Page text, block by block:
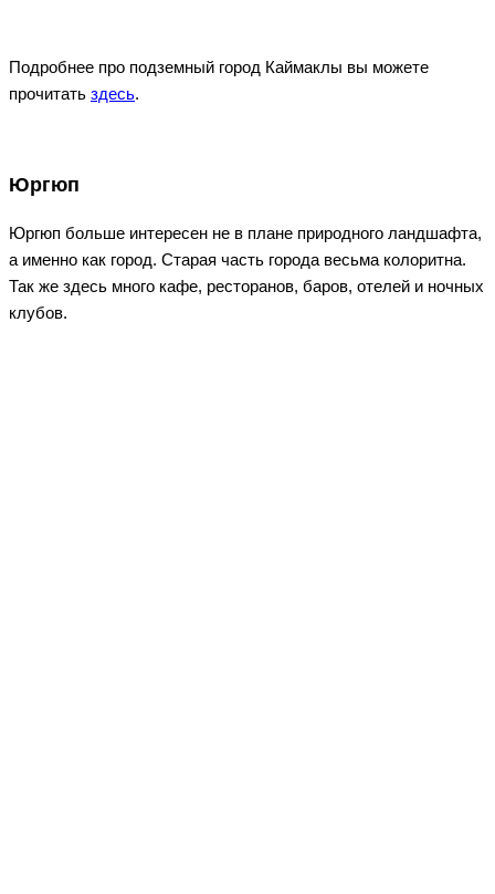
Подробнее про подземный город Каймаклы вы можете
прочитать здесь.
Юргюп
Юргюп больше интересен не в плане природного ландшафта,
а именно как город. Старая часть города весьма колоритна.
Так же здесь много кафе, ресторанов, баров, отелей и ночных
клубов.